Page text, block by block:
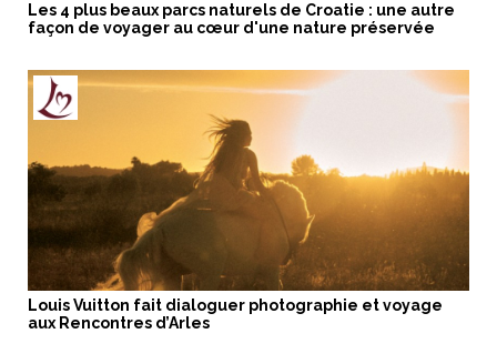
Les 4 plus beaux parcs naturels de Croatie : une autre
façon de voyager au cœur d'une nature préservée
Louis Vuitton fait dialoguer photographie et voyage
aux Rencontres d’Arles